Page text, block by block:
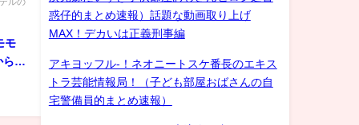
モ
ら祝
惑仔的まとめ速報）話題な動画取り上げ
MAX！デカいは正義刑事編
アキヨッフル-！ネオニートスケ番長のエキス
トラ芸能情報局！（子ども部屋おばさんの自
宅警備員的まとめ速報）